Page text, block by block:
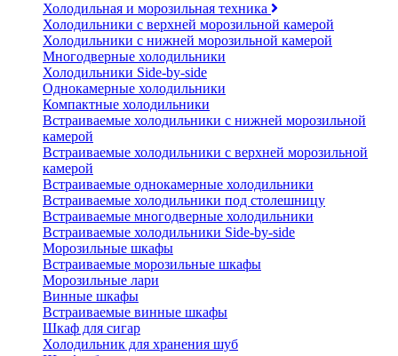
Холодильная и морозильная техника
Холодильники с верхней морозильной камерой
Холодильники с нижней морозильной камерой
Многодверные холодильники
Холодильники Side-by-side
Однокамерные холодильники
Компактные холодильники
Встраиваемые холодильники с нижней морозильной
камерой
Встраиваемые холодильники с верхней морозильной
камерой
Встраиваемые однокамерные холодильники
Встраиваемые холодильники под столешницу
Встраиваемые многодверные холодильники
Встраиваемые холодильники Side-by-side
Морозильные шкафы
Встраиваемые морозильные шкафы
Морозильные лари
Винные шкафы
Встраиваемые винные шкафы
Шкаф для сигар
Холодильник для хранения шуб